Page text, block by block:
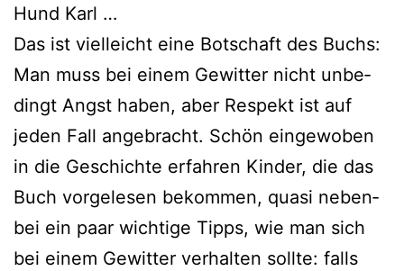
Hund Karl …
Das ist viel­leicht eine Botschaft des Buchs:
Man muss bei einem Gewitter nicht unbe­
dingt Angst haben, aber Respekt ist auf
jeden Fall ange­bracht. Schön ein­ge­wo­ben
in die Geschichte erfah­ren Kinder, die das
Buch vor­ge­le­sen bekom­men, qua­si neben­
bei ein paar wich­ti­ge Tipps, wie man sich
bei einem Gewitter ver­hal­ten soll­te: falls